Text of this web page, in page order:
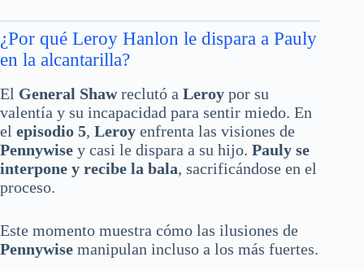
¿Por qué Leroy Hanlon le dispara a Pauly
en la alcantarilla?
El General Shawreclutó a Leroy por su
valentía y su incapacidad para sentir miedo. En
el episodio 5, Leroy enfrenta las visiones de
Pennywise y casi le dispara a su hijo. Pauly se
interpone y recibe la bala, sacrificándose en el
proceso.
Este momento muestra cómo las ilusiones de
Pennywise manipulan incluso a los más fuertes.